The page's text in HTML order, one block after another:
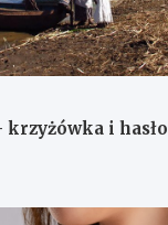
i hasło